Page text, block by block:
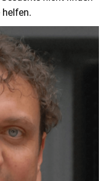
helfen.